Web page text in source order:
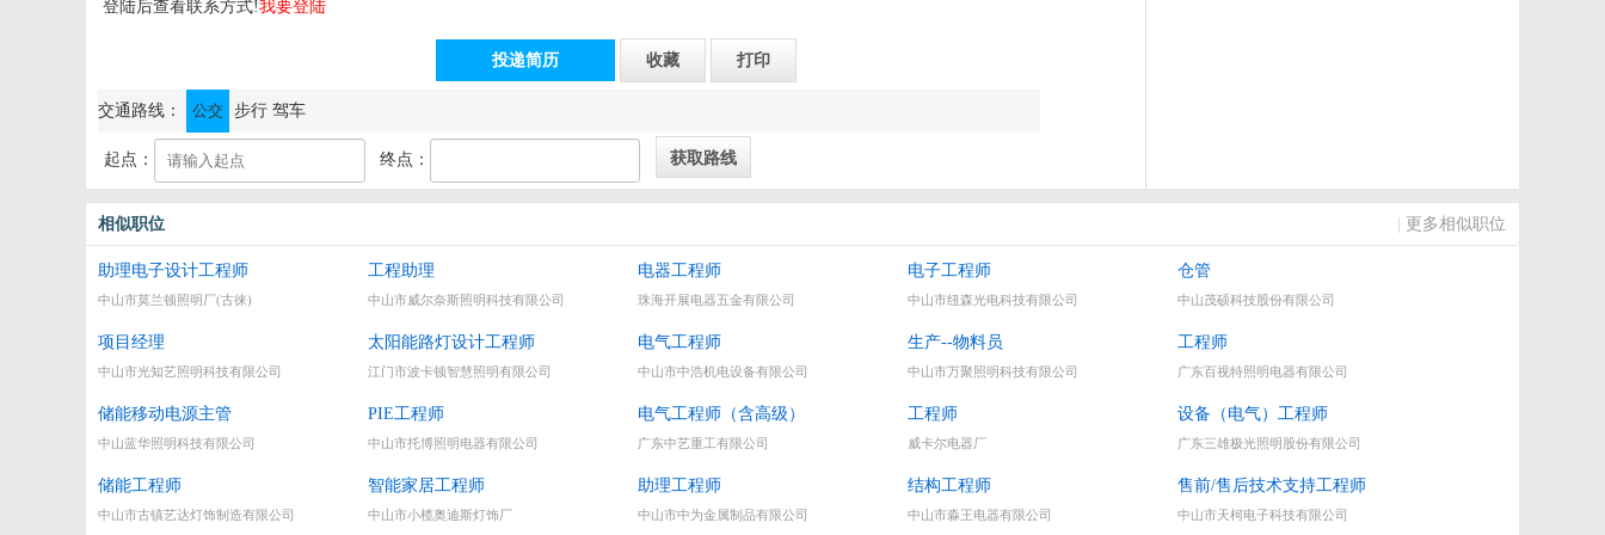
登陆后查看联系方式!我要登陆
投递简历 收藏 打印
通讯地址：中山市小榄镇西区创建路29号
交通路线： 公交 步行 驾车
起点： 终点：
相似职位 | 更多相似职位
助理电子设计工程师
中山市莫兰顿照明厂(古徕)
工程助理
中山市威尔奈斯照明科技有限公司
电器工程师
珠海开展电器五金有限公司
电子工程师
中山市纽森光电科技有限公司
仓管
中山茂硕科技股份有限公司
项目经理
中山市光知艺照明科技有限公司
太阳能路灯设计工程师
江门市波卡顿智慧照明有限公司
电气工程师
中山市中浩机电设备有限公司
生产--物料员
中山市万聚照明科技有限公司
工程师
广东百视特照明电器有限公司
储能移动电源主管
中山蓝华照明科技有限公司
PIE工程师
中山市托博照明电器有限公司
电气工程师（含高级）
广东中艺重工有限公司
工程师
威卡尔电器厂
设备（电气）工程师
广东三雄极光照明股份有限公司
储能工程师
中山市古镇艺达灯饰制造有限公司
智能家居工程师
中山市小榄奥迪斯灯饰厂
助理工程师
中山市中为金属制品有限公司
结构工程师
中山市淼王电器有限公司
售前/售后技术支持工程师
中山市天柯电子科技有限公司